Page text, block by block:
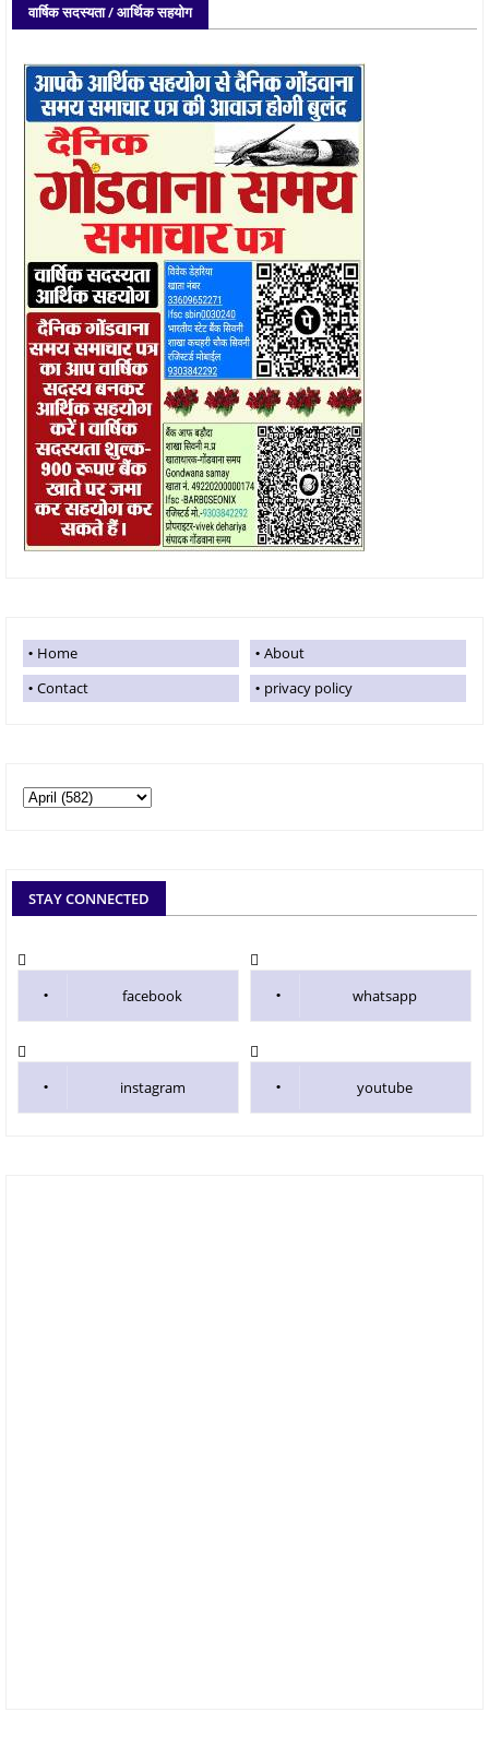
वार्षिक सदस्यता / आर्थिक सहयोग
Home
About
Contact
privacy policy
STAY CONNECTED
facebook whatsapp
instagram youtube